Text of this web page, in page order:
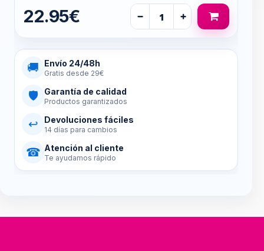
22.95€ − +
🚚 Envío 24/48h
Gratis desde 29€
🛡 Garantía de calidad
Productos garantizados
↩ Devoluciones fáciles
14 días para cambios
☎ Atención al cliente
Te ayudamos rápido